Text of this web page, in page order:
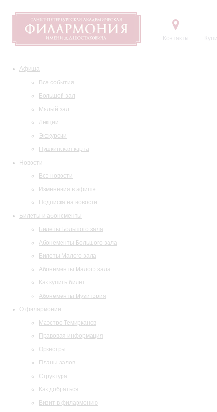
Контакты
Афиша
Все события
Большой зал
Малый зал
Лекции
Экскурсии
Пушкинская карта
Новости
Все новости
Изменения в афише
Подписка на новости
Билеты и абонементы
Билеты Большого зала
Абонементы Большого зала
Билеты Малого зала
Абонементы Малого зала
Как купить билет
Абонементы Музитория
О филармонии
Маэстро Темирканов
Правовая информация
Оркестры
Планы залов
Структура
Как добраться
Визит в филармонию